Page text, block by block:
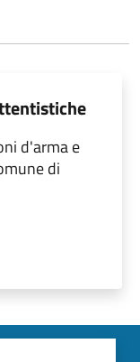
d'arma e
di